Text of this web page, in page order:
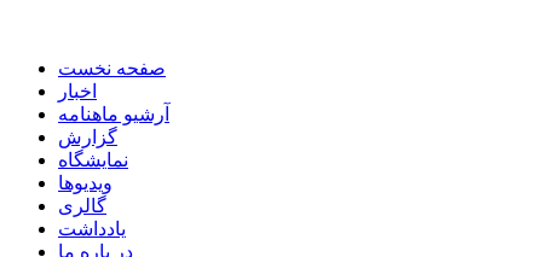
صفحه نخست
اخبار
آرشیو ماهنامه
گزارش
نمایشگاه
ویدیوها
گالری
یادداشت
در باره ما